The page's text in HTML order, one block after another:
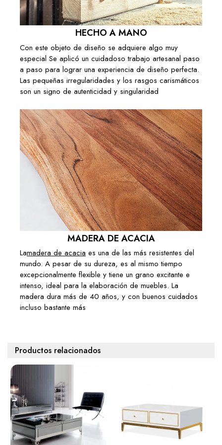
Añadir al carrito
TABLE BASSE ARTISANALE MARRAKESCH
55CM CUIVRE AVEC DESIGN MARTELÉ
( Out of stock but backordering is
allowed. )
259,00 €
Añadir al carrito
55CM ARGENTÉE AVEC DESIGN MARTELÉ
( Out of stock but backordering is
allowed. )
249,00 €
Añadir al carrito
TABLE BASSE ARTISANALE MARRAKESCH
65CM CUIVRE AVEC DESIGN MARTELÉ
( Out of stock but backordering is
allowed. )
329,00 €
Añadir al carrito
TABLE BASSE ARTISANALE ORIENT III
60CM OR AU DESIGN MARTELÉ
CLASSIQUE
( En stock à l'usine 4 à 6 semaines )
TABLE BASSE ARTISANALE ORIENT III
Añadir al carrito
TABLE BASSE ARTISANALE ORIENT 80CM
CUIVRE FLAMMÉ AU DESIGN MARTELÉ
HECHO A MANO
Con este objeto de diseño se adquiere algo muy
especial Se aplicó un cuidadoso trabajo artesanal paso
a paso para lograr una experiencia de diseño perfecta.
Las pequeñas irregularidades y los rasgos carismáticos
son un signo de autenticidad y singularidad
MADERA DE ACACIA
Lamadera de acacia es una de las más resistentes del
mundo. A pesar de su dureza, es al mismo tiempo
excepcionalmente flexible y tiene un grano excitante e
intenso, ideal para la elaboración de muebles. La
madera dura más de 40 años, y con buenos cuidados
incluso bastante más
Productos relacionados